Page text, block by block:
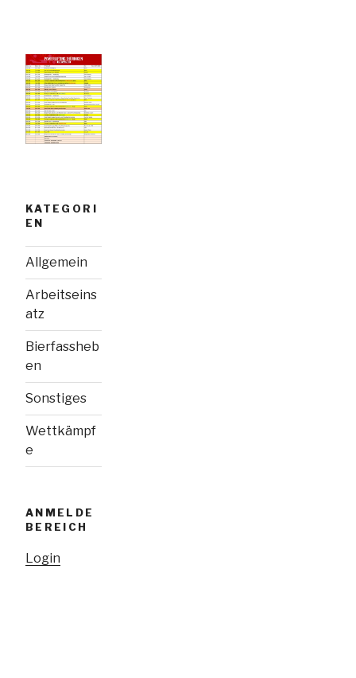
KATEGORI
EN
Allgemein
Arbeitseins
atz
Bierfassheb
en
Sonstiges
Wettkämpf
e
ANMELDE
BEREICH
Login